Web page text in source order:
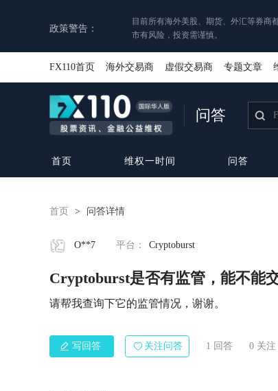
政策警告：
目前所有海外美股、期货、外汇等券商
市有风险，投资需谨慎。
FX110首页 海外交易商 虚假交易商 专题文章
问答
首页 维权一时间 问答
首页 > 问答详情
O**7 平台： Cryptoburst
Cryptoburst是否有监管，能不能
请帮我查询下它的监管情况，谢谢。
写回答 关注问答 1 回答 0 关注